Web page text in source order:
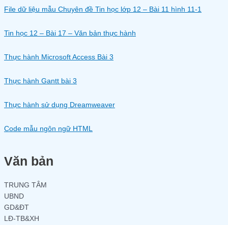
File dữ liệu mẫu Chuyên đề Tin học lớp 12 – Bài 11 hình 11-1
Tin học 12 – Bài 17 – Văn bản thực hành
Thực hành Microsoft Access Bài 3
Thực hành Gantt bài 3
Thực hành sử dụng Dreamweaver
Code mẫu ngôn ngữ HTML
Văn bản
TRUNG TÂM
UBND
GD&ĐT
LĐ-TB&XH